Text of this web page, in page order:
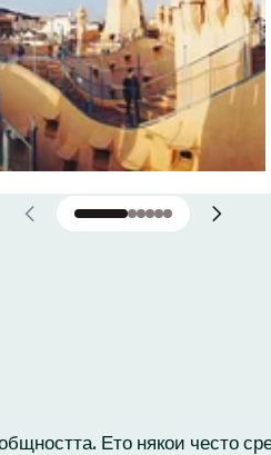
Ето някои често